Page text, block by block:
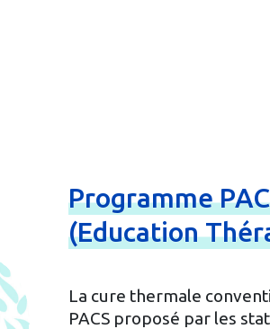
Programme
(Education
La cure thermale
PACS proposé par les